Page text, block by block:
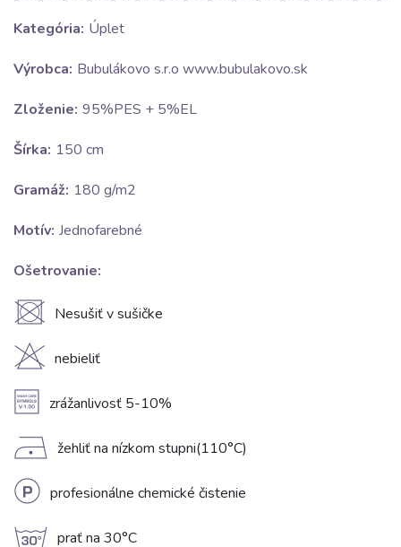
Kategória: Úplet
Výrobca: Bubulákovo s.r.o www.bubulakovo.sk
Zloženie: 95%PES + 5%EL
Šírka: 150 cm
Gramáž: 180 g/m2
Motív: Jednofarebné
Ošetrovanie:
U Nesušiť v sušičke
H nebieliť
A zrážanlivosť 5-10%
D žehliť na nízkom stupni(110°C)
L profesionálne chemické čistenie
prať na 30°C